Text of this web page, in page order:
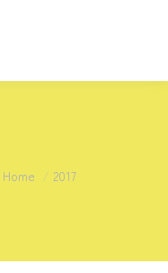
You are here:
Home 2017